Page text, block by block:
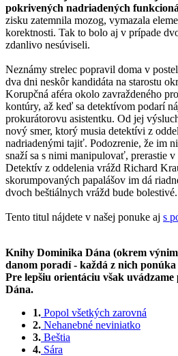
pokrivených nadriadených
zisku zatemnila mozog, vymazala
korektnosti. Tak to bolo aj v prípade
zdanlivo nesúviseli.
Neznámy strelec popravil doma v
dva dni neskôr kandidáta na starostu
Korupčná aféra okolo zavraždeného
kontúry, až keď sa detektívom podarí
prokurátorovu asistentku. Od jej
nový smer, ktorý musia detektívi z
nadriadenými tajiť. Podozrenie, že im
snaží sa s nimi manipulovať, prerastie v
Detektív z oddelenia vrážd Richard
skorumpovaných papalášov im dá
dvoch beštiálnych vrážd bude bolestivé.
Tento titul nájdete v našej ponuke aj s
Knihy Dominika Dána (okrem
danom poradí - každá z nich
Pre lepšiu orientáciu však
Dána.
1. Popol všetkých zarovná
2. Nehanebné neviniatko
3. Beštia
4. Sára